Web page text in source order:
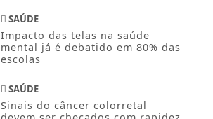
SAÚDE
Impacto das telas na saúde
mental já é debatido em 80% das
escolas
SAÚDE
Sinais do câncer colorretal